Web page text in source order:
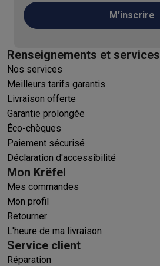
M'inscrire
Renseignements et services
Nos services
Meilleurs tarifs garantis
Livraison offerte
Garantie prolongée
Éco-chèques
Paiement sécurisé
Déclaration d'accessibilité
Mon Krëfel
Mes commandes
Mon profil
Retourner
L'heure de ma livraison
Service client
Réparation